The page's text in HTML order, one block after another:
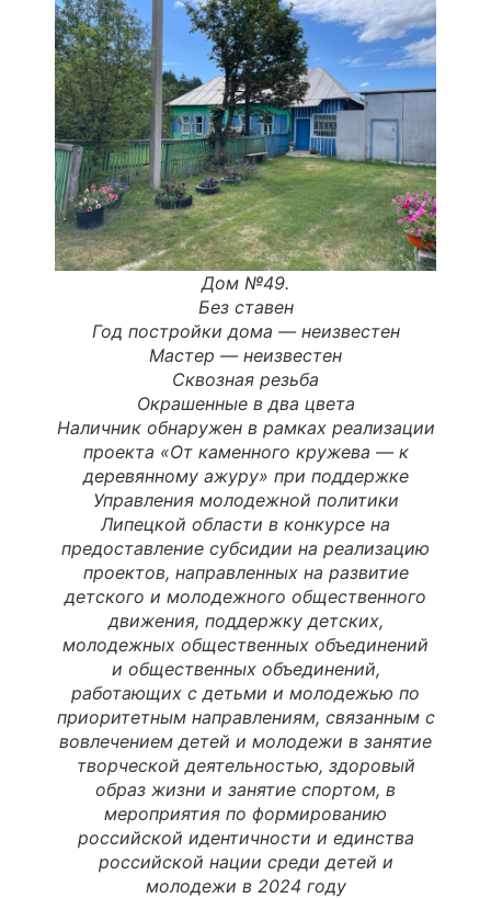
Дом №49.
Без ставен
Год постройки дома — неизвестен
Мастер — неизвестен
Сквозная резьба
Окрашенные в два цвета
Наличник обнаружен в рамках реализации
проекта «От каменного кружева — к
деревянному ажуру» при поддержке
Управления молодежной политики
Липецкой области в конкурсе на
предоставление субсидии на реализацию
проектов, направленных на развитие
детского и молодежного общественного
движения, поддержку детских,
молодежных общественных объединений
и общественных объединений,
работающих с детьми и молодежью по
приоритетным направлениям, связанным с
вовлечением детей и молодежи в занятие
творческой деятельностью, здоровый
образ жизни и занятие спортом, в
мероприятия по формированию
российской идентичности и единства
российской нации среди детей и
молодежи в 2024 году